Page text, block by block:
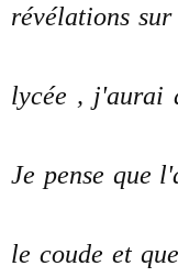
révélations
lycée , j'aurai
Je pense que
le coude et